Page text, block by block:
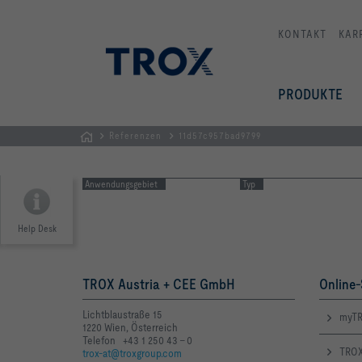
KONTAKT
PRODUKTE
AUSTRIA
+
Systeme
zur
Belüftung
und
Referenzen 11d57c957bad9799
Help Desk
Anwendungsgebiet Typ
TROX Austria + CEE GmbH
Lichtblaustraße 15
1220 Wien, Österreich
Telefon +43 1 250 43 - 0
trox-at@troxgroup.com